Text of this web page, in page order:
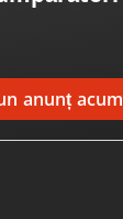
anunț acum